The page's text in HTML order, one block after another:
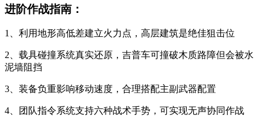
进阶作战指南：
1、利用地形高低差建立火力点，高层建筑是绝佳狙击位
2、载具碰撞系统真实还原，吉普车可撞破木质路障但会被水
泥墙阻挡
3、装备负重影响移动速度，合理搭配主副武器配置
4、团队指令系统支持六种战术手势，可实现无声协同作战